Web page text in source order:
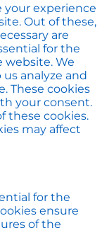
your experience
Out of these,
are
for the
website. We
analyze and
These cookies
your consent.
these cookies.
may affect
for the
ensure
of the